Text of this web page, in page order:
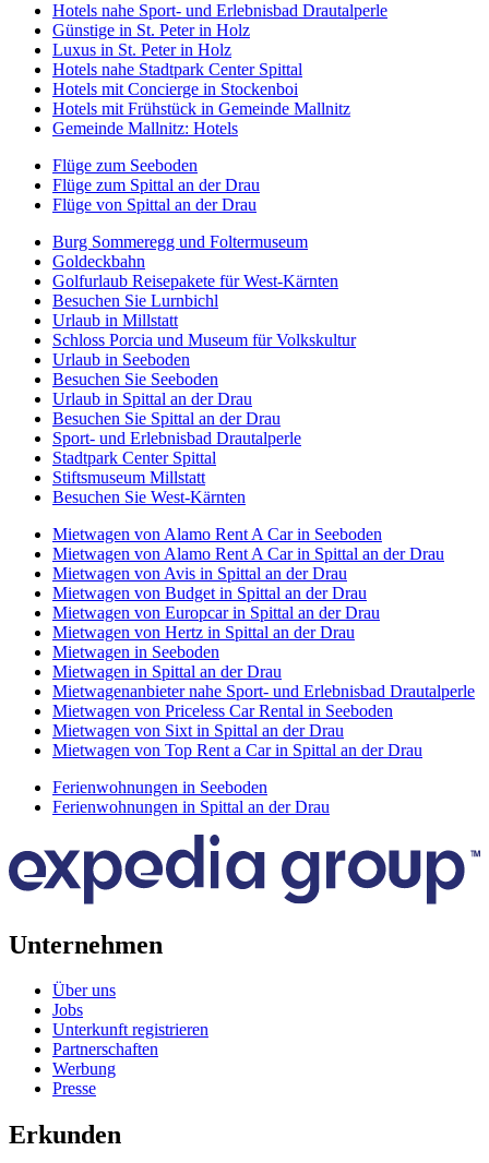
Hotels nahe Sport- und Erlebnisbad Drautalperle
Günstige in St. Peter in Holz
Luxus in St. Peter in Holz
Hotels nahe Stadtpark Center Spittal
Hotels mit Concierge in Stockenboi
Hotels mit Frühstück in Gemeinde Mallnitz
Gemeinde Mallnitz: Hotels
Flüge zum Seeboden
Flüge zum Spittal an der Drau
Flüge von Spittal an der Drau
Burg Sommeregg und Foltermuseum
Goldeckbahn
Golfurlaub Reisepakete für West-Kärnten
Besuchen Sie Lurnbichl
Urlaub in Millstatt
Schloss Porcia und Museum für Volkskultur
Urlaub in Seeboden
Besuchen Sie Seeboden
Urlaub in Spittal an der Drau
Besuchen Sie Spittal an der Drau
Sport- und Erlebnisbad Drautalperle
Stadtpark Center Spittal
Stiftsmuseum Millstatt
Besuchen Sie West-Kärnten
Mietwagen von Alamo Rent A Car in Seeboden
Mietwagen von Alamo Rent A Car in Spittal an der Drau
Mietwagen von Avis in Spittal an der Drau
Mietwagen von Budget in Spittal an der Drau
Mietwagen von Europcar in Spittal an der Drau
Mietwagen von Hertz in Spittal an der Drau
Mietwagen in Seeboden
Mietwagen in Spittal an der Drau
Mietwagenanbieter nahe Sport- und Erlebnisbad Drautalperle
Mietwagen von Priceless Car Rental in Seeboden
Mietwagen von Sixt in Spittal an der Drau
Mietwagen von Top Rent a Car in Spittal an der Drau
Ferienwohnungen in Seeboden
Ferienwohnungen in Spittal an der Drau
Unternehmen
Über uns
Jobs
Unterkunft registrieren
Partnerschaften
Werbung
Presse
Erkunden